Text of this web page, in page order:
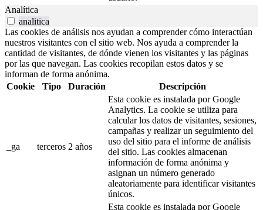
Analítica
analitica
Las cookies de análisis nos ayudan a comprender cómo interactúan
nuestros visitantes con el sitio web. Nos ayuda a comprender la
cantidad de visitantes, de dónde vienen los visitantes y las páginas
por las que navegan. Las cookies recopilan estos datos y se
informan de forma anónima.
Cookie
Tipo Duración Descripción
_ga terceros 2 años
Esta cookie es instalada por Google
Analytics. La cookie se utiliza para
calcular los datos de visitantes, sesiones,
campañas y realizar un seguimiento del
uso del sitio para el informe de análisis
del sitio. Las cookies almacenan
información de forma anónima y
asignan un número generado
aleatoriamente para identificar visitantes
únicos.
Esta cookie es instalada por Google